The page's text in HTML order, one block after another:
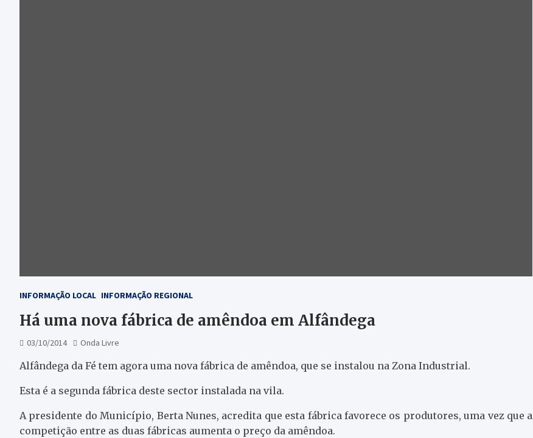
INFORMAÇÃO LOCAL INFORMAÇÃO REGIONAL
Há uma nova fábrica de amêndoa em Alfândega
03/10/2014 Onda Livre
Alfândega da Fé tem agora uma nova fábrica de amêndoa, que se instalou na Zona Industrial.
Esta é a segunda fábrica deste sector instalada na vila.
A presidente do Município, Berta Nunes, acredita que esta fábrica favorece os produtores, uma vez que a
competição entre as duas fábricas aumenta o preço da amêndoa.